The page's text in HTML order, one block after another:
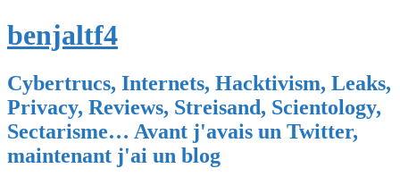
benjaltf4
Cybertrucs, Internets, Hacktivism, Leaks,
Privacy, Reviews, Streisand, Scientology,
Sectarisme… Avant j'avais un Twitter,
maintenant j'ai un blog